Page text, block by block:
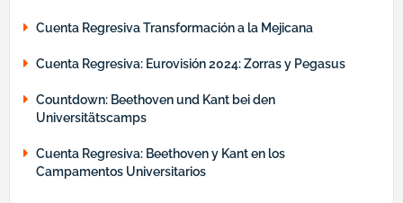
Cuenta Regresiva Transformación a la Mejicana
Cuenta Regresiva: Eurovisión 2024: Zorras y Pegasus
Countdown: Beethoven und Kant bei den
Universitätscamps
Cuenta Regresiva: Beethoven y Kant en los
Campamentos Universitarios